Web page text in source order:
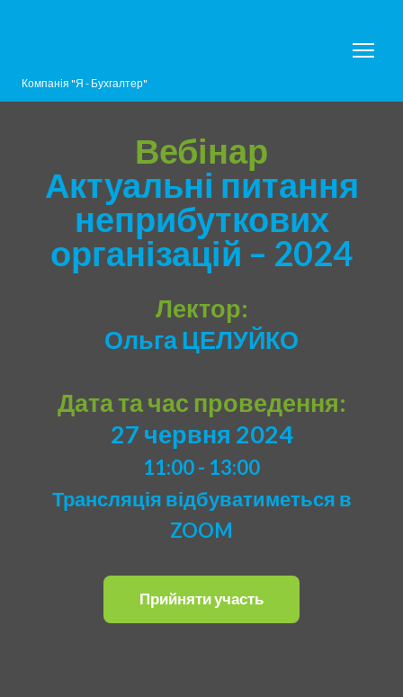
Компанія "Я - Бухгалтер"
Вебінар
Актуальні питання
неприбуткових
організацій – 2024
Лектор:
Ольга ЦЕЛУЙКО
Дата та час проведення:
27 червня 2024
11:00 - 13:00
Трансляція відбуватиметься в
ZOOM
Прийняти участь